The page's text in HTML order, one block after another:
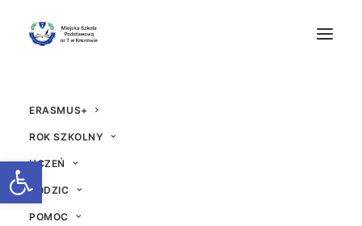
Otwórz pasek narzędzi
ERASMUS+
ROK SZKOLNY
UCZEŃ
RODZIC
POMOC